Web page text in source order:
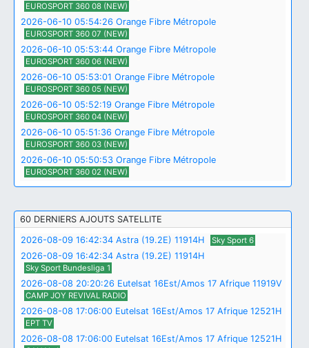
EUROSPORT 360 08 (NEW)
2026-06-10 05:54:26 Orange Fibre Métropole
EUROSPORT 360 07 (NEW)
2026-06-10 05:53:44 Orange Fibre Métropole
EUROSPORT 360 06 (NEW)
2026-06-10 05:53:01 Orange Fibre Métropole
EUROSPORT 360 05 (NEW)
2026-06-10 05:52:19 Orange Fibre Métropole
EUROSPORT 360 04 (NEW)
2026-06-10 05:51:36 Orange Fibre Métropole
EUROSPORT 360 03 (NEW)
2026-06-10 05:50:53 Orange Fibre Métropole
EUROSPORT 360 02 (NEW)
60 DERNIERS AJOUTS SATELLITE
2026-08-09 16:42:34 Astra (19.2E) 11914H Sky Sport 6
2026-08-09 16:42:34 Astra (19.2E) 11914H
Sky Sport Bundesliga 1
2026-08-08 20:20:26 Eutelsat 16Est/Amos 17 Afrique 11919V
CAMP JOY REVIVAL RADIO
2026-08-08 17:06:00 Eutelsat 16Est/Amos 17 Afrique 12521H
EPT TV
2026-08-08 17:06:00 Eutelsat 16Est/Amos 17 Afrique 12521H